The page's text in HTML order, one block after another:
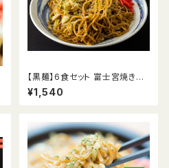
【黒麺】6食セット 富士宮焼きそ
ば
¥1,540